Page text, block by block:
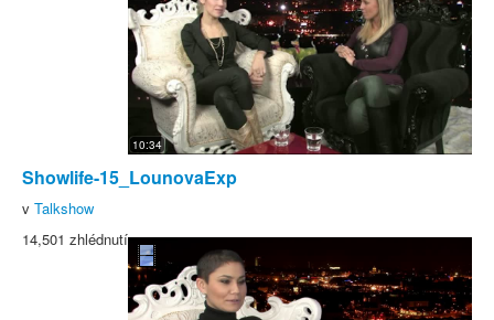
10:34
Showlife-15_LounovaExp
v Talkshow
14,501 zhlédnutí